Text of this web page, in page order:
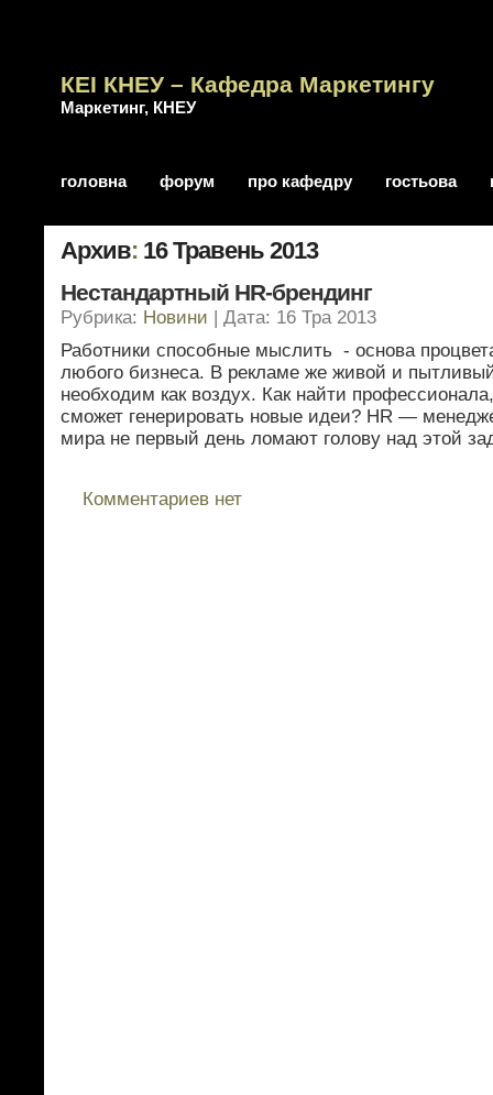
КЕІ КНЕУ – Кафедра Маркетингу
Маркетинг, КНЕУ
головна форум про кафедру гостьова
Архив: 16 Травень 2013
Нестандартный HR-брендинг
Рубрика: Новини | Дата: 16 Тра 2013
Работники способные мыслить - основа
любого бизнеса. В рекламе же живой и
необходим как воздух. Как найти
сможет генерировать новые идеи? HR —
мира не первый день ломают голову над этой
Комментариев нет